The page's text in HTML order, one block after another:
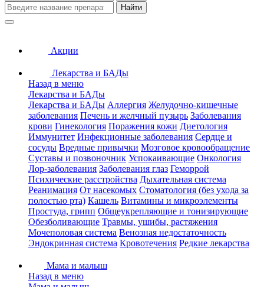
Найти
Акции
Лекарства и БАДы
Назад в меню
Лекарства и БАДы
Лекарства и БАДы Аллергия Желудочно-кишечные
заболевания Печень и желчный пузырь Заболевания
крови Гинекология Поражения кожи Диетология
Иммунитет Инфекционные заболевания Сердце и
сосуды Вредные привычки Мозговое кровообращение
Суставы и позвоночник Успокаивающие Онкология
Лор-заболевания Заболевания глаз Геморрой
Психические расстройства Дыхательная система
Реанимация От насекомых Стоматология (без ухода за
полостью рта) Кашель Витамины и микроэлементы
Простуда, грипп Общеукрепляющие и тонизирующие
Обезболивающие Травмы, ушибы, растяжения
Мочеполовая система Венозная недостаточность
Эндокринная система Кровотечения Редкие лекарства
Мама и малыш
Назад в меню